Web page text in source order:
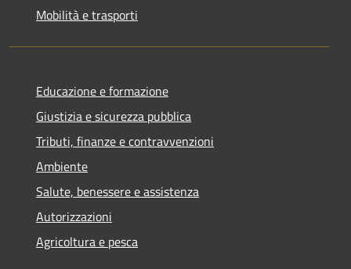
Mobilità e trasporti
Educazione e formazione
Giustizia e sicurezza pubblica
Tributi, finanze e contravvenzioni
Ambiente
Salute, benessere e assistenza
Autorizzazioni
Agricoltura e pesca